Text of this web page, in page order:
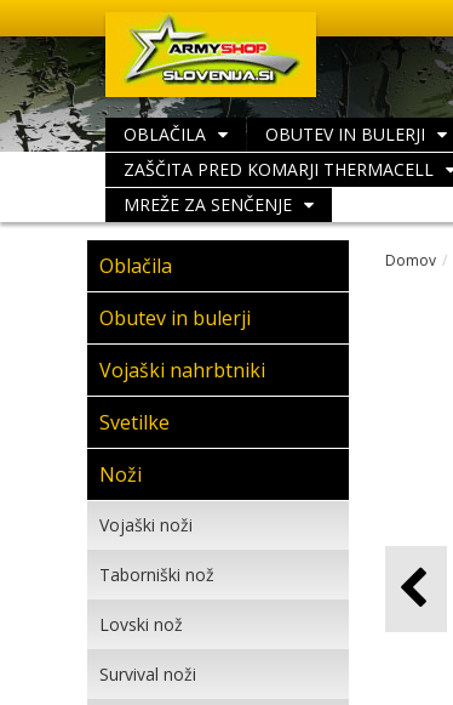
OBLAČILA OBUTEV IN BULERJI
ZAŠČITA PRED KOMARJI THERMACELL
MREŽE ZA SENČENJE
Oblačila
Obutev in bulerji
Vojaški nahrbtniki
Svetilke
Noži
Vojaški noži
Taborniški nož
Lovski nož
Survival noži
Domov